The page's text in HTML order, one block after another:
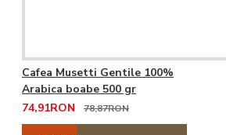
Cafea Musetti Gentile 100%
Arabica boabe 500 gr
74,91RON
78,87RON